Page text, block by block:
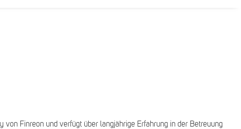
Finreon und verfügt über langjährige Erfahrung in der Betreuung